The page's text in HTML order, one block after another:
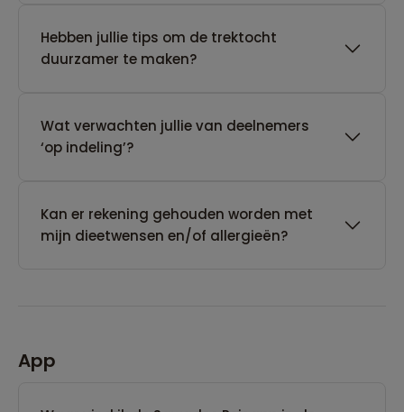
Hebben jullie tips om de trektocht
duurzamer te maken?
Wat verwachten jullie van deelnemers
‘op indeling’?
Kan er rekening gehouden worden met
mijn dieetwensen en/of allergieën?
App